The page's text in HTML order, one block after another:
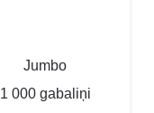
Jumbo
1 000 gabaliņi